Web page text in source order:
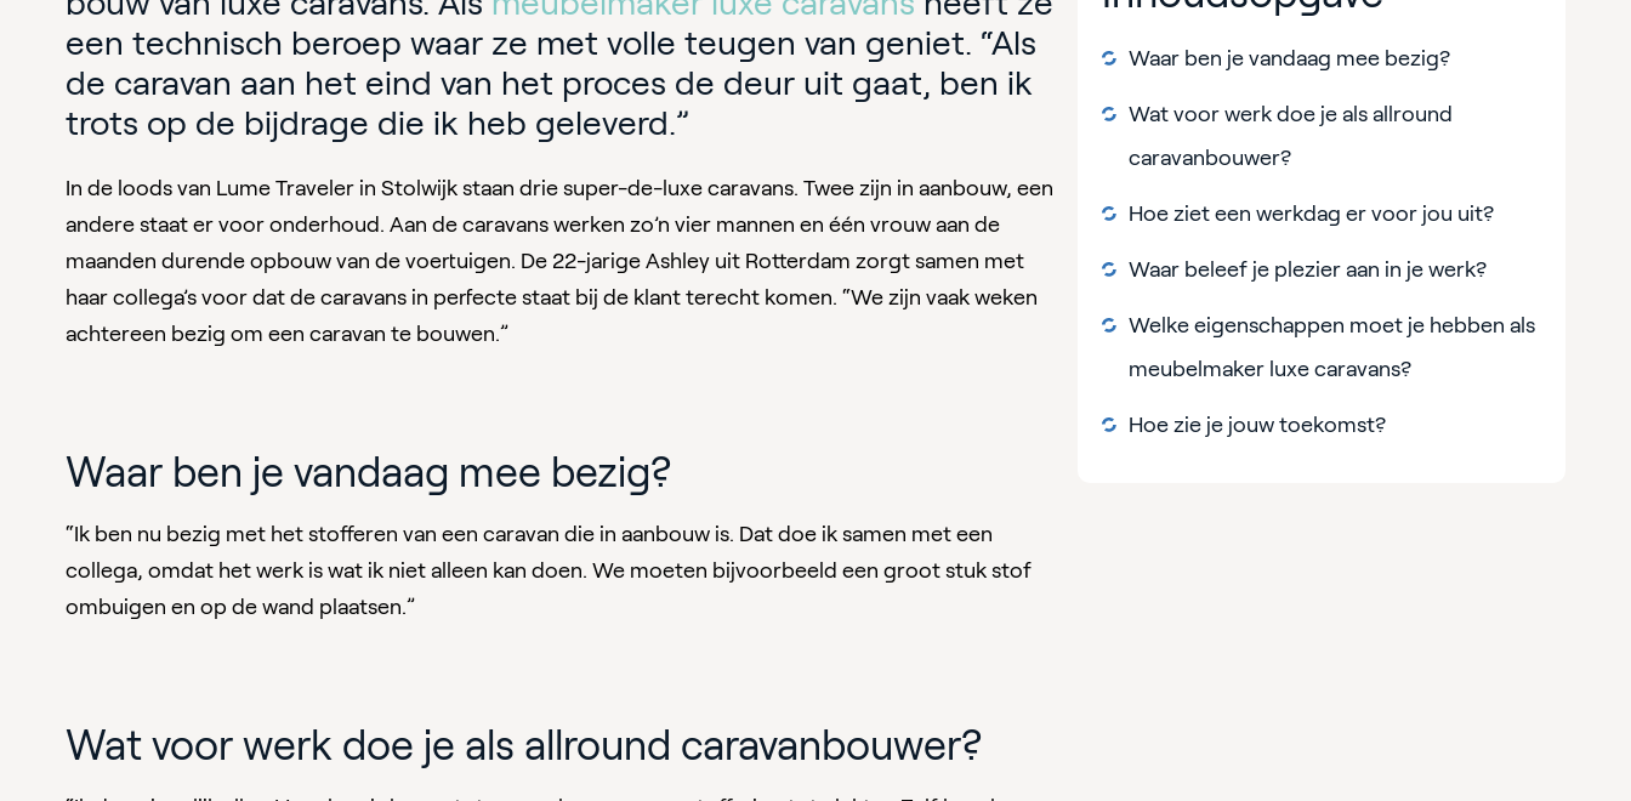
een technisch beroep waar ze met volle teugen van geniet. “Als
de caravan aan het eind van het proces de deur uit gaat, ben ik
trots op de bijdrage die ik heb geleverd.”
In de loods van Lume Traveler in Stolwijk staan drie super-de-luxe caravans. Twee zijn in aanbouw, een
andere staat er voor onderhoud. Aan de caravans werken zo’n vier mannen en één vrouw aan de
maanden durende opbouw van de voertuigen. De 22-jarige Ashley uit Rotterdam zorgt samen met
haar collega’s voor dat de caravans in perfecte staat bij de klant terecht komen. “We zijn vaak weken
achtereen bezig om een caravan te bouwen.”
Waar ben je vandaag mee bezig?
“Ik ben nu bezig met het stofferen van een caravan die in aanbouw is. Dat doe ik samen met een
collega, omdat het werk is wat ik niet alleen kan doen. We moeten bijvoorbeeld een groot stuk stof
ombuigen en op de wand plaatsen.”
Wat voor werk doe je als allround caravanbouwer?
Waar ben je vandaag mee bezig?
Wat voor werk doe je als allround
caravanbouwer?
Hoe ziet een werkdag er voor jou uit?
Waar beleef je plezier aan in je werk?
Welke eigenschappen moet je hebben als
meubelmaker luxe caravans?
Hoe zie je jouw toekomst?